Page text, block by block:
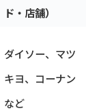
ド・店舗）
ダイソー、マツ
キヨ、コーナン
など